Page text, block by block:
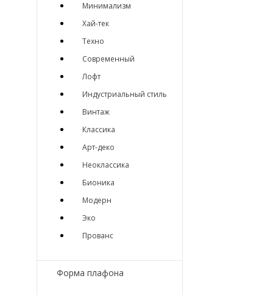
Минимализм
Хай-тек
Техно
Современный
Лофт
Индустриальный стиль
Винтаж
Классика
Арт-деко
Неоклассика
Бионика
Модерн
Эко
Прованс
Форма плафона